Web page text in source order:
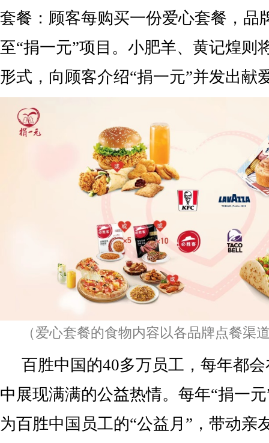
套餐：顾客每购买一份爱心套餐，品
至“捐一元”项目。小肥羊、黄记煌则
形式，向顾客介绍“捐一元”并发出献
（爱心套餐的食物内容以各品牌点餐渠
百胜中国的40多万员工，每年都
中展现满满的公益热情。每年“捐一
为百胜中国员工的“公益月”，带动亲